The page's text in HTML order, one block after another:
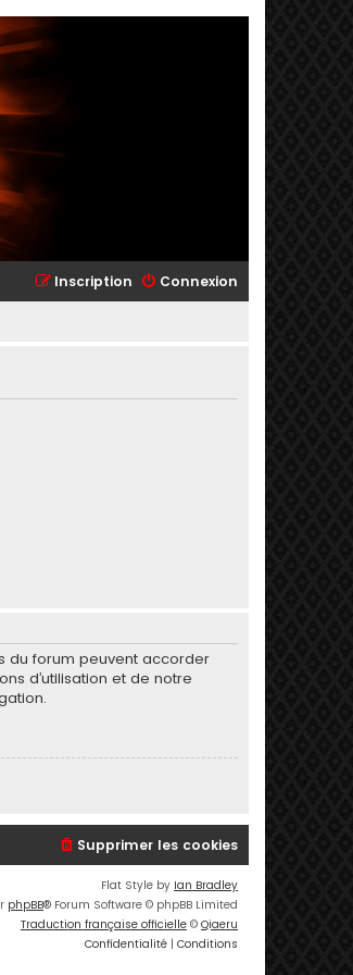
Connexion
Inscription
du forum peuvent accorder
d’utilisation et de notre
Supprimer les cookies
Flat Style by Ian Bradley
phpBB® Forum Software © phpBB Limited
Traduction française officielle © Qiaeru
Confidentialité | Conditions